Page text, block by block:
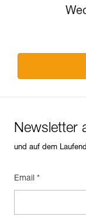
Newsletter
und auf dem
Email *